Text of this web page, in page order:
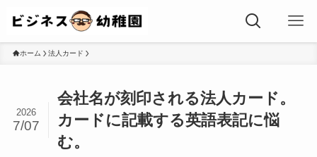
ホーム 法人カード
会社名が刻印される法人カード。
カードに記載する英語表記に悩
む。
2026
7/07